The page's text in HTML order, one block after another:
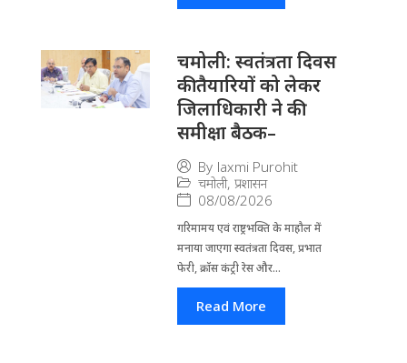
चमोली: स्वतंत्रता दिवस
की तैयारियों को लेकर
जिलाधिकारी ने की
समीक्षा बैठक–
By laxmi Purohit
चमोली, प्रशासन
08/08/2026
गरिमामय एवं राष्ट्रभक्ति के माहौल में
मनाया जाएगा स्वतंत्रता दिवस, प्रभात
फेरी, क्रॉस कंट्री रेस और...
Read More